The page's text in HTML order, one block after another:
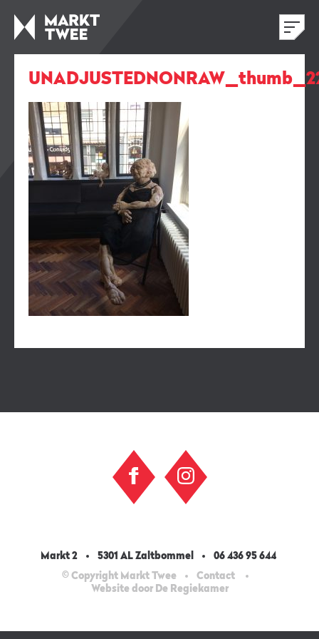
Markt 2 5301 AL Zaltbommel
06 436 95 644
© Copyright Markt Twee
Contact
Website door De Regiekamer